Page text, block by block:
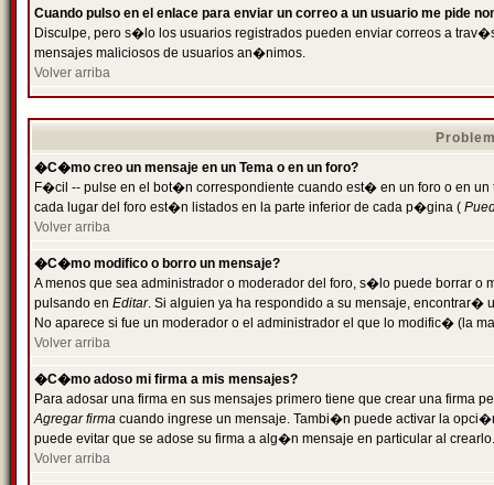
Cuando pulso en el enlace para enviar un correo a un usuario me pide
Disculpe, pero s�lo los usuarios registrados pueden enviar correos a
mensajes maliciosos de usuarios an�nimos.
Volver arriba
�C�mo creo un mensaje en un Tema o en un foro?
F�cil -- pulse en el bot�n correspondiente cuando est� en un foro o en
cada lugar del foro est�n listados en la parte inferior de cada p�gina (
Volver arriba
�C�mo modifico o borro un mensaje?
A menos que sea administrador o moderador del foro, s�lo puede borrar o
pulsando en Editar. Si alguien ya ha respondido a su mensaje, encontrar�
No aparece si fue un moderador o el administrador el que lo modific� (la
Volver arriba
�C�mo adoso mi firma a mis mensajes?
Para adosar una firma en sus mensajes primero tiene que crear una firma
Agregar firma cuando ingrese un mensaje. Tambi�n puede activar la
puede evitar que se adose su firma a alg�n mensaje en particular al crearlo.
Volver arriba